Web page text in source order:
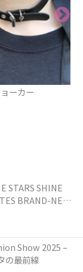
ーカー
STARS SHINE
BRAND-NEW
Show 2025 –
の最前線